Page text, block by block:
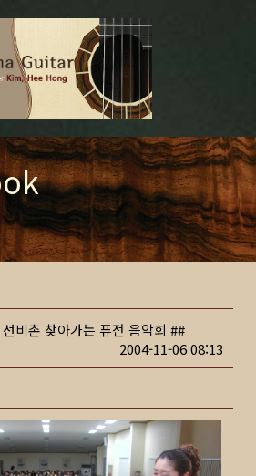
비촌 찾아가는 퓨전 음악회 ##
2004-11-06 08:13